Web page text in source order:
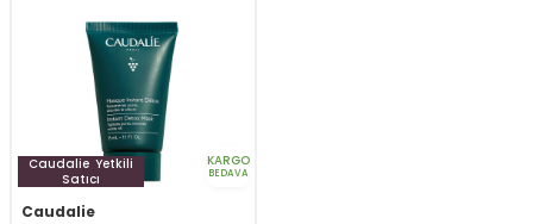
Caudalie Yetkili
Satıcı
KARGO
BEDAVA
Caudalie